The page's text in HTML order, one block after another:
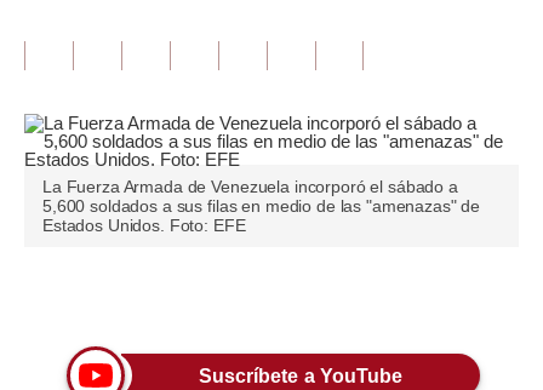
Inmobiliarias
Opinión
Editorial
Pregunta de hoy
Lujo
La Fuerza Armada de Venezuela incorporó el sábado a
5,600 soldados a sus filas en medio de las "amenazas" de
Estados Unidos. Foto: EFE
Suscríbete a YouTube